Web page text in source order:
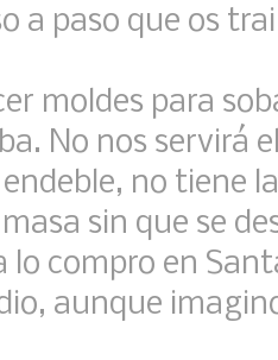
a paso que os
moldes para
No nos servirá
no tiene
sin que se
lo compro en
aunque